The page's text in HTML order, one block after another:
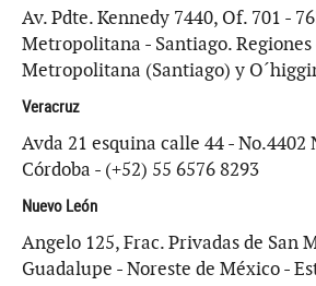
Av. Pdte. Kennedy 7440, Of. 701 -
Metropolitana - Santiago.
Metropolitana (Santiago) y
Veracruz
Avda 21 esquina calle 44 -
Córdoba - (+52) 55 6576 8293
Nuevo León
Angelo 125, Frac. Privadas de San
Guadalupe - Noreste de México -